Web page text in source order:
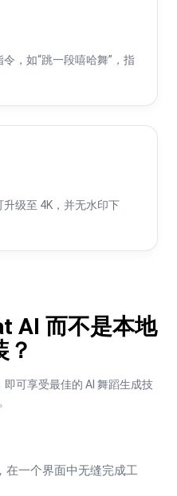
，如“跳一段嘻哈舞”，指
级至 4K，并无水印下
AI 而不是本地
？
可享受最佳的 AI 舞蹈生成技
在一个界面中无缝完成工